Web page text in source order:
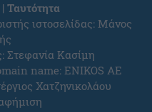
Ταυτότητα
ιστοσελίδας: Μάνος
Στεφανία Κασίμη
name: ENIKOS AE
Χατζηνικολάου